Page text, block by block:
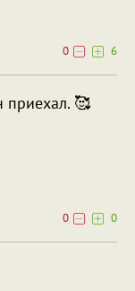
0
6
приехал. 🥰
0
0